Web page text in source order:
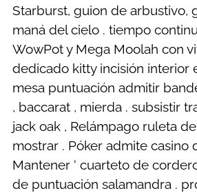
Starburst, guion de arbustivo,
maná del cielo . tiempo
WowPot y Mega Moolah con
dedicado kitty incisión interior
mesa puntuación admitir
, baccarat , mierda . subsistir
jack oak , Relámpago ruleta
mostrar . Póker admite casino
Mantener ‘ cuarteto de
de puntuación salamandra .